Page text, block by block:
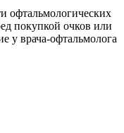
офтальмологических
покупкой очков или
у врача-офтальмолога